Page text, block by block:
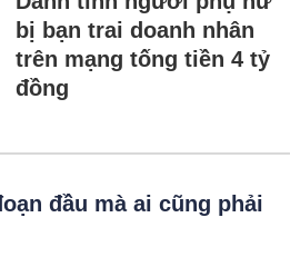
bị bạn trai doanh nhân
trên mạng tống tiền 4 tỷ
đồng
đầu mà ai cũng phải